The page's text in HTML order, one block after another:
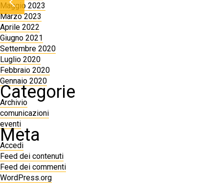
Maggio 2023
Marzo 2023
Aprile 2022
Giugno 2021
Settembre 2020
Luglio 2020
Febbraio 2020
Gennaio 2020
Categorie
Archivio
comunicazioni
eventi
Meta
Accedi
Feed dei contenuti
Feed dei commenti
WordPress.org